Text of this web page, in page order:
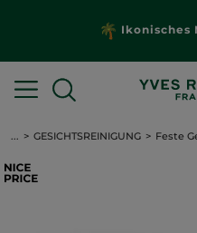
Ikonisches
... GESICHTSREINIGUNG Feste